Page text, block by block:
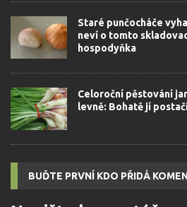
Staré punčocháče
neví o tomto
hospodyňka
Celoroční pěstování
levně: Bohatě jí
BUĎTE PRVNÍ KDO PŘIDÁ